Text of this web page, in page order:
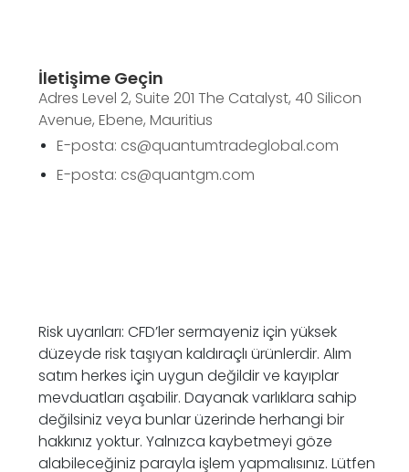
İletişime Geçin
Adres Level 2, Suite 201 The Catalyst, 40 Silicon
Avenue, Ebene, Mauritius
E-posta: cs@quantumtradeglobal.com
E-posta: cs@quantgm.com
Risk uyarıları: CFD’ler sermayeniz için yüksek
düzeyde risk taşıyan kaldıraçlı ürünlerdir. Alım
satım herkes için uygun değildir ve kayıplar
mevduatları aşabilir. Dayanak varlıklara sahip
değilsiniz veya bunlar üzerinde herhangi bir
hakkınız yoktur. Yalnızca kaybetmeyi göze
alabileceğiniz parayla işlem yapmalısınız. Lütfen